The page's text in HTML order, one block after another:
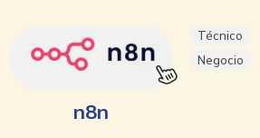
n8n
Técnico
Negocio